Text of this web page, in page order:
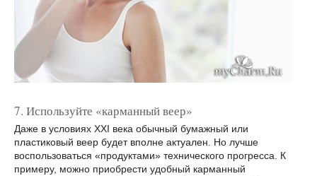
7. Используйте «карманный веер»
Даже в условиях ХХI века обычный бумажный или
пластиковый веер будет вполне актуален. Но лучше
воспользоваться «продуктами» технического прогресса. К
примеру, можно приобрести удобный карманный